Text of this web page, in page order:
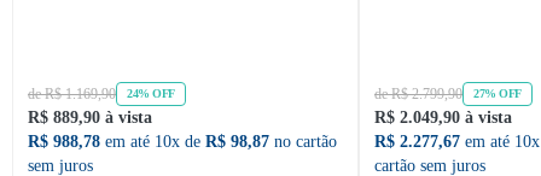
de R$ 1.169,90 24% OFF
R$ 889,90 à vista
R$ 988,78 em até 10x de R$ 98,87 no cartão
sem juros
de R$ 2.799,90 27% OFF
R$ 2.049,90 à vista
R$ 2.277,67 em até
cartão sem juros